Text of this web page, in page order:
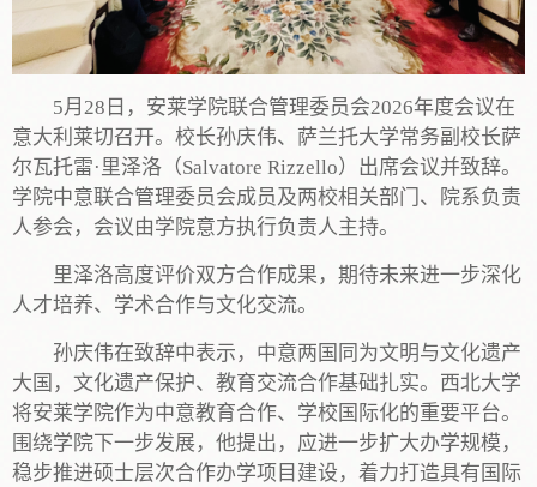
5月28日，安莱学院联合管理委员会2026年度会议在
意大利莱切召开。校长孙庆伟、萨兰托大学常务副校长萨
尔瓦托雷·里泽洛（Salvatore Rizzello）出席会议并致辞。
学院中意联合管理委员会成员及两校相关部门、院系负责
人参会，会议由学院意方执行负责人主持。
里泽洛高度评价双方合作成果，期待未来进一步深化
人才培养、学术合作与文化交流。
孙庆伟在致辞中表示，中意两国同为文明与文化遗产
大国，文化遗产保护、教育交流合作基础扎实。西北大学
将安莱学院作为中意教育合作、学校国际化的重要平台。
围绕学院下一步发展，他提出，应进一步扩大办学规模，
稳步推进硕士层次合作办学项目建设，着力打造具有国际